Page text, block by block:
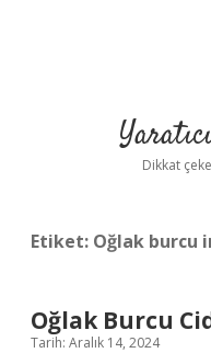
Dikkat
Etiket: Oğlak burcu
Oğlak Burcu
Tarih: Aralık 14, 2024